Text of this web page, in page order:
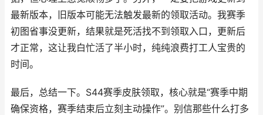
最新版本，旧版本可能无法触发最新的领取活动。我赛季
初图省事没更新，结果就是死活找不到领取入口，更新后
才正常，这让我白忙活了半小时，纯纯浪费打工人宝贵的
时间。
最后，总结一下。S44赛季皮肤领取，核心就是“赛季中期
确保资格，赛季结束后立刻主动操作”。别信那些什么打多